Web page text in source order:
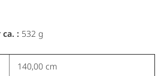
: 532 g
140,00 cm